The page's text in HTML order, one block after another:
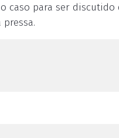
caso para ser